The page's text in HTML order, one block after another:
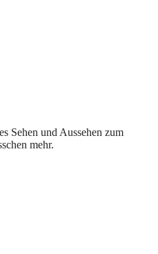
Sehen und Aussehen zum
mehr.